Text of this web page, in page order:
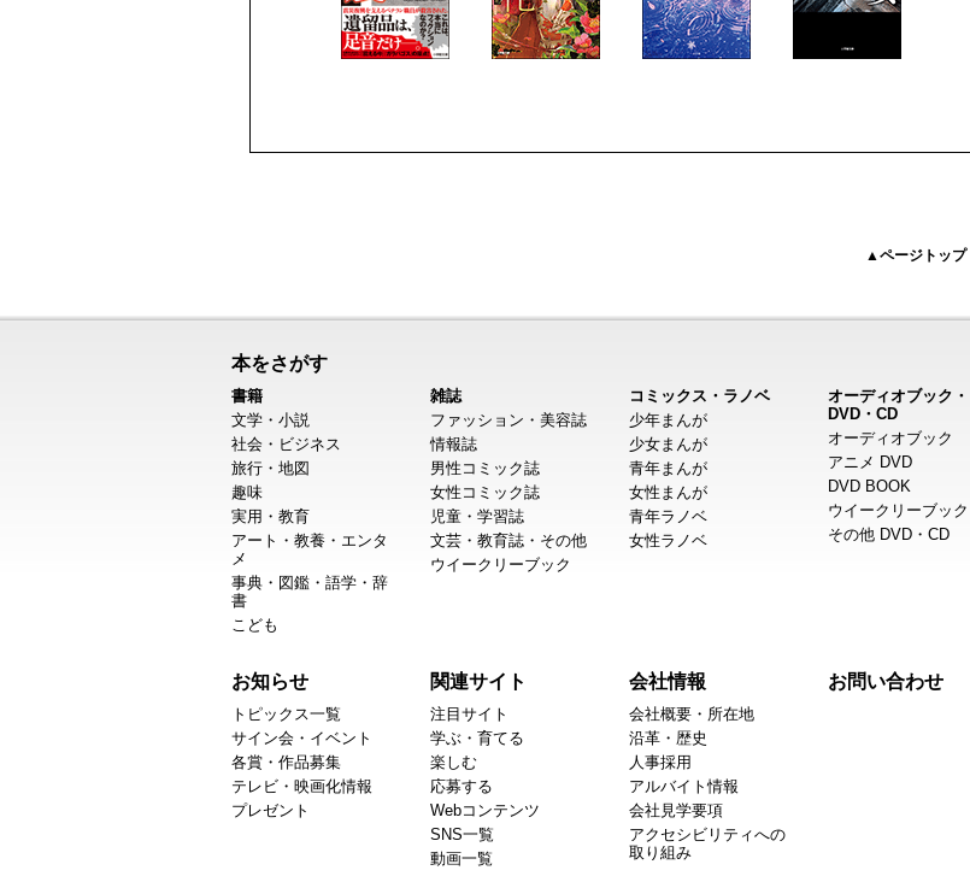
▲ページトップ
本をさがす
書籍
文学・小説
社会・ビジネス
旅行・地図
趣味
実用・教育
アート・教養・エンタ
メ
事典・図鑑・語学・辞
書
こども
雑誌
ファッション・美容誌
情報誌
男性コミック誌
女性コミック誌
児童・学習誌
文芸・教育誌・その他
ウイークリーブック
コミックス・ラノベ
少年まんが
少女まんが
青年まんが
女性まんが
青年ラノベ
女性ラノベ
オーディオブック・
DVD・CD
オーディオブック
アニメ DVD
DVD BOOK
ウイークリーブック
その他 DVD・CD
お知らせ
トピックス一覧
サイン会・イベント
各賞・作品募集
テレビ・映画化情報
プレゼント
関連サイト
注目サイト
学ぶ・育てる
楽しむ
応募する
Webコンテンツ
SNS一覧
動画一覧
会社情報
会社概要・所在地
沿革・歴史
人事採用
アルバイト情報
会社見学要項
アクセシビリティへの
取り組み
お問い合わせ